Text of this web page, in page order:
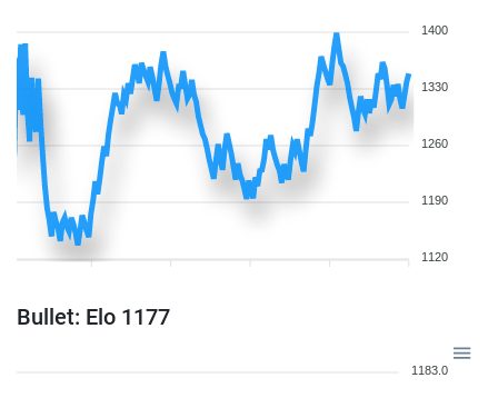
1400
1330
1260
1190
1120
Bullet: Elo 1177
1183.0